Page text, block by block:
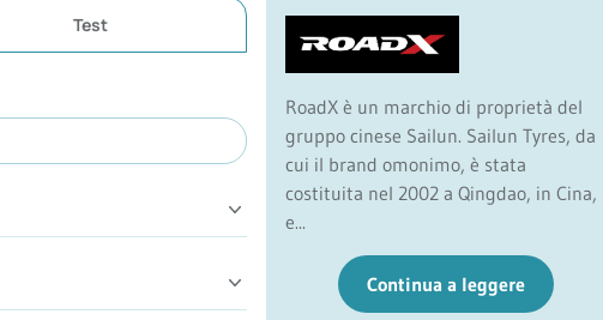
RoadX è un marchio di proprietà del
gruppo cinese Sailun. Sailun Tyres, da
cui il brand omonimo, è stata
costituita nel 2002 a Qingdao, in Cina,
e...
Continua a leggere
Test